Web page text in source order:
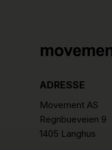
ADRESSE
Movement AS
Regnbueveien 9
1405 Langhus